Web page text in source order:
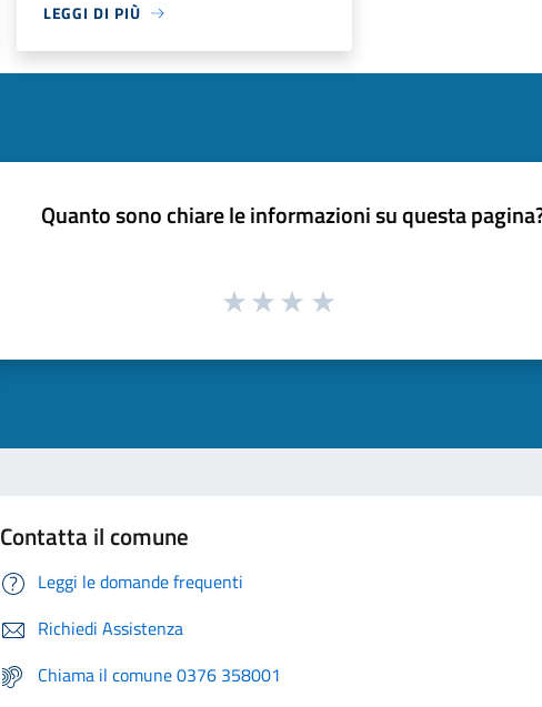
LEGGI DI PIÙ
Quanto sono chiare le informazioni su questa
Contatta il comune
Leggi le domande frequenti
Richiedi Assistenza
Chiama il comune 0376 358001